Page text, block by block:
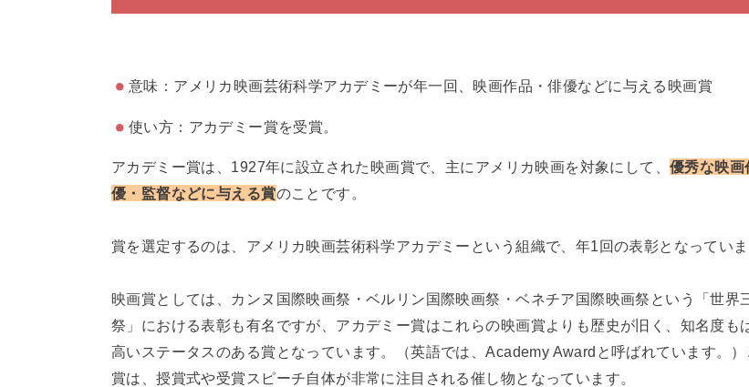
意味：アメリカ映画芸術科学アカデミーが年一回、映画作品・俳優などに与える映画賞
使い方：アカデミー賞を受賞。
アカデミー賞は、1927年に設立された映画賞で、主にアメリカ映画を対象にして、優秀な映画
優・監督などに与える賞のことです。
賞を選定するのは、アメリカ映画芸術科学アカデミーという組織で、年1回の表彰となっていま
映画賞としては、カンヌ国際映画祭・ベルリン国際映画祭・ベネチア国際映画祭という「世界
祭」における表彰も有名ですが、アカデミー賞はこれらの映画賞よりも歴史が旧く、知名度も
高いステータスのある賞となっています。（英語では、Academy Awardと呼ばれています。
賞は、授賞式や受賞スピーチ自体が非常に注目される催し物となっています。